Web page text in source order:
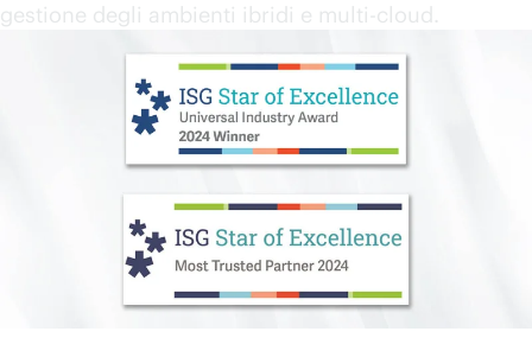
gestione degli ambienti ibridi e multi-cloud.